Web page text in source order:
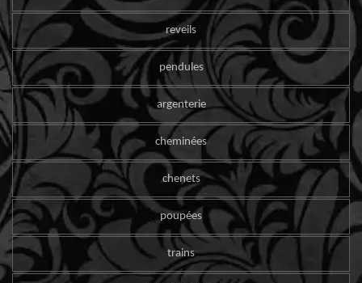
reveils
pendules
argenterie
cheminées
chenets
poupées
trains